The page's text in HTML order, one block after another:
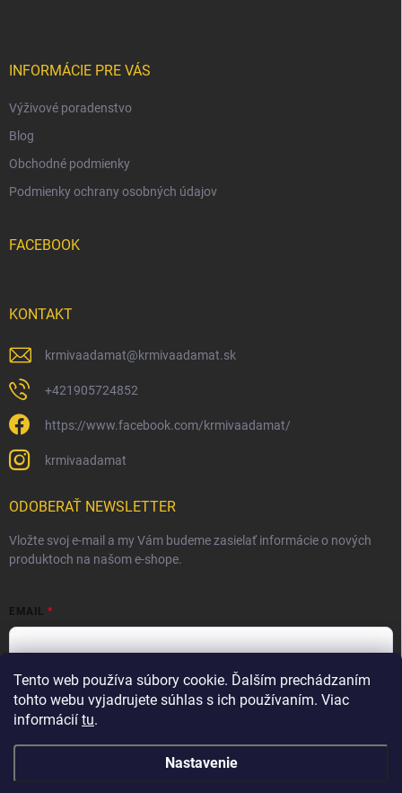
Tento web používa súbory cookie. Ďalším prechádzaním
tohto webu vyjadrujete súhlas s ich používaním. Viac
informácií tu.
Nastavenie
INFORMÁCIE PRE VÁS
Výživové poradenstvo
Blog
Obchodné podmienky
Podmienky ochrany osobných údajov
FACEBOOK
KONTAKT
krmivaadamat@krmivaadamat.sk
+421905724852
https://www.facebook.com/krmivaadamat/
krmivaadamat
ODOBERAŤ NEWSLETTER
Vložte svoj e-mail a my Vám budeme zasielať informácie o nových
produktoch na našom e-shope.
EMAIL
Vložením e-mailu súhlasíte spodmienkami ochrany osobných
údajov
Prihlásiť sa